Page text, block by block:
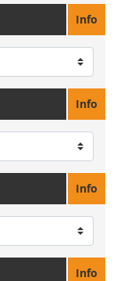
Info
Info
Info
Info